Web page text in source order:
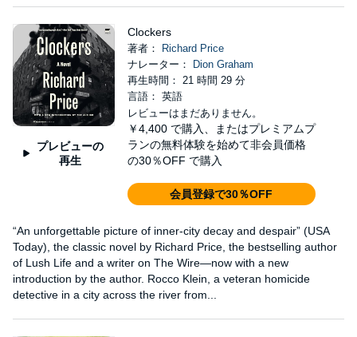
プレビューの
再生
Clockers
著者：
Richard Price
ナレーター：
Dion Graham
再生時間： 21 時間 29 分
言語： 英語
レビューはまだありません。
￥4,400 で購入、またはプレミアムプ
ランの無料体験を始めて非会員価格
の30％OFF で購入
会員登録で30％OFF
“An unforgettable picture of inner-city decay and despair” (USA
Today), the classic novel by Richard Price, the bestselling author
of Lush Life and a writer on The Wire—now with a new
introduction by the author. Rocco Klein, a veteran homicide
detective in a city across the river from...